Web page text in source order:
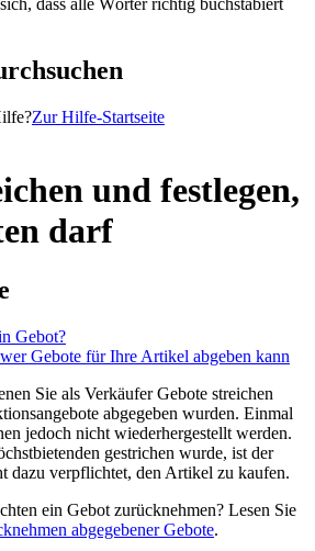
dass alle Wörter richtig buchstabiert
Zur Hilfe-Startseite
und festlegen,
darf
Gebot?
Gebote für Ihre Artikel abgeben kann
Sie als Verkäufer Gebote streichen
abgegeben wurden. Einmal
jedoch nicht wiederhergestellt werden.
gestrichen wurde, ist der
dazu verpflichtet, den Artikel zu kaufen.
ein Gebot zurücknehmen? Lesen Sie
abgegebener Gebote.